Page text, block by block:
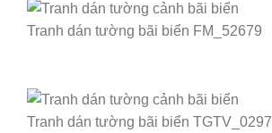
Tranh dán tường bãi biển FM_52679
Tranh dán tường bãi biển TGTV_0297